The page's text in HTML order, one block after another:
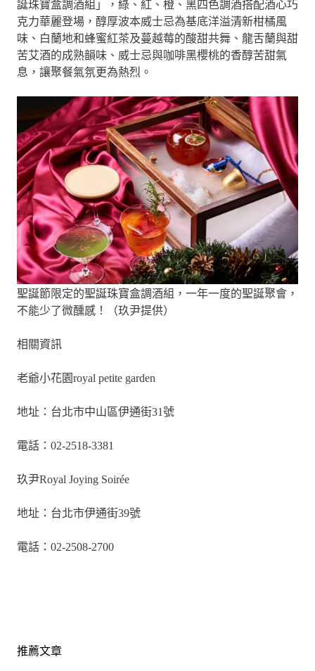
誕珠寶盒調酒組」，綠、紅、橙、黑四色調酒搭配酒心巧
克力華麗登場，醇厚波本威士忌為基底洋溢清新柑橘風
味、白蘭地和蜂蜜紅茶及蔓越莓的酸甜共舞、龍舌蘭與甜
苦艾酒的成熟韻味、威士忌與咖啡黑櫻桃的香醇苦甜氣
息，讓聚餐氣氛更為熱烈。
聖誕節限定的聖誕珠寶盒調酒組，一年一度的聖誕聚會，
不能少了微醺感！（玖尹提供）
相關資訊
老爺小花園royal petite garden
地址：台北市中山區伊通街31號
電話：02-2518-3381
玖尹Royal Joying Soirée
地址：台北市伊通街39號
電話：02-2508-2700
推薦文章